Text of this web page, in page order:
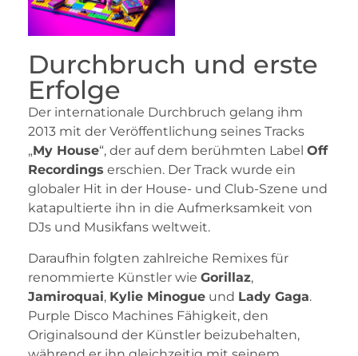
Durchbruch und erste
Erfolge
Der internationale Durchbruch gelang ihm
2013 mit der Veröffentlichung seines Tracks
„My House“, der auf dem berühmten Label Off
Recordings erschien. Der Track wurde ein
globaler Hit in der House- und Club-Szene und
katapultierte ihn in die Aufmerksamkeit von
DJs und Musikfans weltweit.
Daraufhin folgten zahlreiche Remixes für
renommierte Künstler wie Gorillaz,
Jamiroquai, Kylie Minogue und Lady Gaga.
Purple Disco Machines Fähigkeit, den
Originalsound der Künstler beizubehalten,